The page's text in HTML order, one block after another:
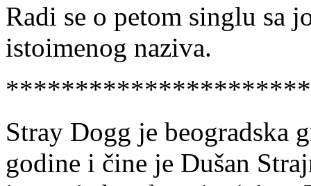
Radi se o petom singlu sa
istoimenog naziva.
Stray Dogg je beogradska
godine i čine je Dušan